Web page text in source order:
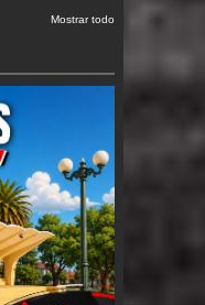
Mostrar todo